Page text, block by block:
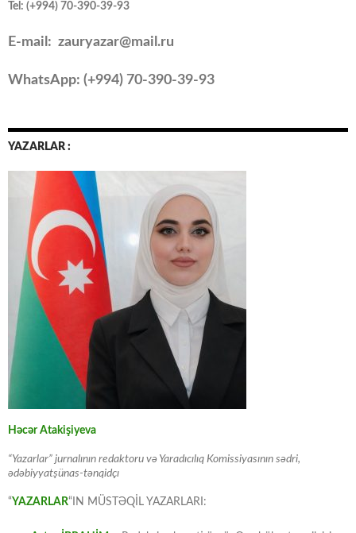
Tel: (+994) 70-390-39-93
E-mail: zauryazar@mail.ru
WhatsApp: (+994) 70-390-39-93
YAZARLAR :
Həcər Atakişiyeva
“Yazarlar” jurnalının redaktoru və Yaradıcılıq Komissiyasının sədri,
ədəbiyyatşünas-tənqidçı
“YAZARLAR“IN MÜSTƏQİL YAZARLARI: